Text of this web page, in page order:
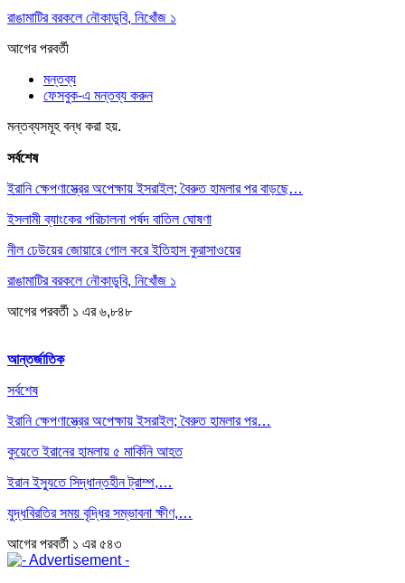
রাঙামাটির বরকলে নৌকাডুবি, নিখোঁজ ১
আগেরপরবর্তী
মন্তব্য
ফেসবুক-এ মন্তব্য করুন
মন্তব্যসমূহ বন্ধ করা হয়.
সর্বশেষ
ইরানি ক্ষেপণাস্ত্রের অপেক্ষায় ইসরাইল; বৈরুত হামলার পর বাড়ছে…
ইসলামী ব্যাংকের পরিচালনা পর্ষদ বাতিল ঘোষণা
নীল ঢেউয়ের জোয়ারে গোল করে ইতিহাস কুরাসাওয়ের
রাঙামাটির বরকলে নৌকাডুবি, নিখোঁজ ১
আগেরপরবর্তী ১ এর ৬,৮৪৮
আন্তর্জাতিক
সর্বশেষ
ইরানি ক্ষেপণাস্ত্রের অপেক্ষায় ইসরাইল; বৈরুত হামলার পর…
কুয়েতে ইরানের হামলায় ৫ মার্কিনি আহত
ইরান ইস্যুতে সিদ্ধান্তহীন ট্রাম্প,…
যুদ্ধবিরতির সময় বৃদ্ধির সম্ভাবনা ক্ষীণ,…
আগেরপরবর্তী ১ এর ৫৪৩